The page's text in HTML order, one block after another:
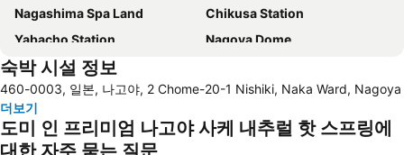
Nagashima Spa Land
Chikusa Station
Yabacho Station
Nagoya Dome
Okazaki Station
Gifu Station
Higashi-Okazaki Station
숙박 시설 정보
460-0003, 일본, 나고야, 2 Chome-20-1 Nishiki, Naka Ward, Nagoya
더보기
도미 인 프리미엄 나고야 사케 내추럴 핫 스프링에
대한 자주 묻는 질문